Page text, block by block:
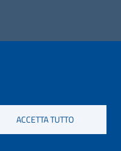
ACCETTA TUTTO